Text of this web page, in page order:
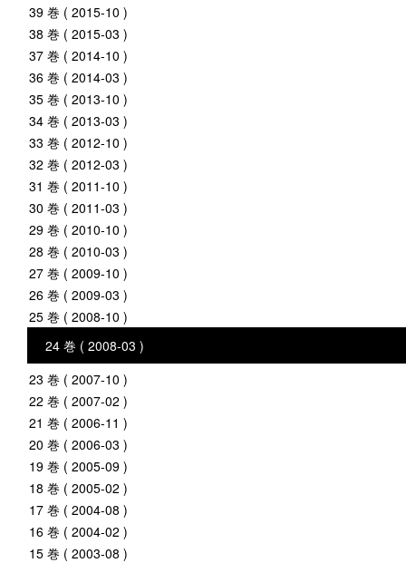
39 巻 ( 2015-10 )
38 巻 ( 2015-03 )
37 巻 ( 2014-10 )
36 巻 ( 2014-03 )
35 巻 ( 2013-10 )
34 巻 ( 2013-03 )
33 巻 ( 2012-10 )
32 巻 ( 2012-03 )
31 巻 ( 2011-10 )
30 巻 ( 2011-03 )
29 巻 ( 2010-10 )
28 巻 ( 2010-03 )
27 巻 ( 2009-10 )
26 巻 ( 2009-03 )
25 巻 ( 2008-10 )
24 巻 ( 2008-03 )
23 巻 ( 2007-10 )
22 巻 ( 2007-02 )
21 巻 ( 2006-11 )
20 巻 ( 2006-03 )
19 巻 ( 2005-09 )
18 巻 ( 2005-02 )
17 巻 ( 2004-08 )
16 巻 ( 2004-02 )
15 巻 ( 2003-08 )